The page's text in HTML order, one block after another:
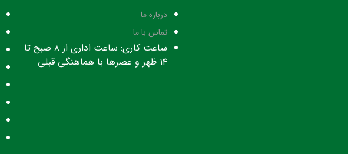
درباره ما
تماس با ما
ساعت کاری: ساعت اداری از ۸ صبح تا
۱۴ ظهر و عصرها با هماهنگی قبلی